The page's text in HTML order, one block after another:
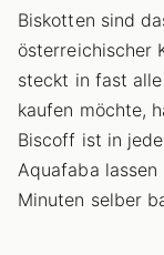
Biskotten sind
österreichischer
steckt in fast
kaufen möchte,
Biscoff ist in
Aquafaba
Minuten selber